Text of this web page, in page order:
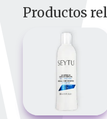
Productos